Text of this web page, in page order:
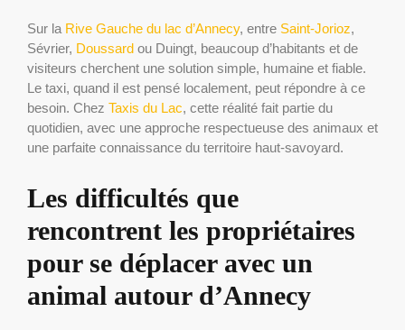
Sur la Rive Gauche du lac d’Annecy, entre Saint-Jorioz,
Sévrier, Doussard ou Duingt, beaucoup d’habitants et de
visiteurs cherchent une solution simple, humaine et fiable.
Le taxi, quand il est pensé localement, peut répondre à ce
besoin. Chez Taxis du Lac, cette réalité fait partie du
quotidien, avec une approche respectueuse des animaux et
une parfaite connaissance du territoire haut-savoyard.
Les difficultés que
rencontrent les propriétaires
pour se déplacer avec un
animal autour d’Annecy